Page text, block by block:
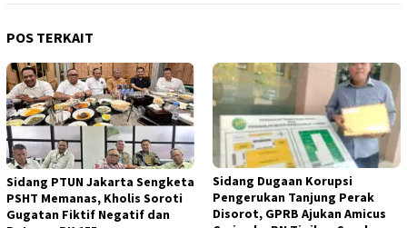
POS TERKAIT
Sidang PTUN Jakarta Sengketa
PSHT Memanas, Kholis Soroti
Gugatan Fiktif Negatif dan
Sidang Dugaan Korupsi
Pengerukan Tanjung Perak
Disorot, GPRB Ajukan Amicus